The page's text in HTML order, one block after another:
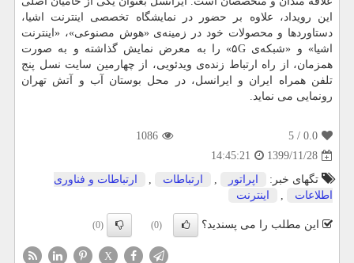
این رویداد، علاوه بر حضور در نمایشگاه تخصصی اینترنت اشیا،
دستاوردها و محصولات خود در زمینه‌ی «هوش مصنوعی»، «اینترنت
اشیا» و «شبکه‌ی ۵G» را به معرض نمایش گذاشته و به صورت
همزمان، از راه ارتباط زنده‌ی ویدئویی، از چهارمین سایت نسل پنج
تلفن همراه ایران و ایرانسل، در محل بوستان آب و آتش تهران
رونمایی می نماید.
0.0
/ 5
1086
1399/11/28
14:45:21
تگهای خبر:
اپراتور , ارتباطات ,
ارتباطات و فناوری
اطلاعات
, اینترنت
این مطلب را می پسندید؟ (0)
(0)
X